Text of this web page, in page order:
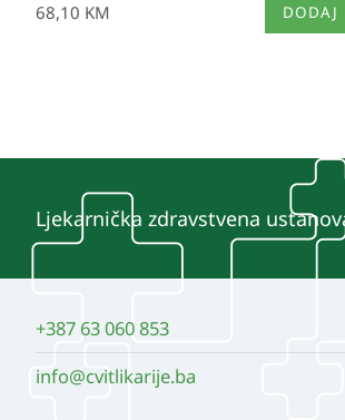
68,10 KM DODAJ
Ljekarnička zdravstvena
+387 63 060 853
info@cvitlikarije.ba